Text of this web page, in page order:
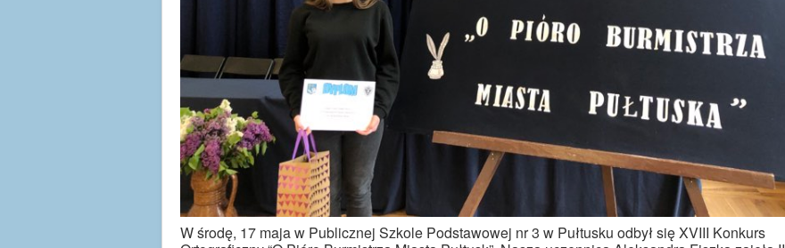
W środę, 17 maja w Publicznej Szkole Podstawowej nr 3 w Pułtusku odbył się XVIII Konkurs